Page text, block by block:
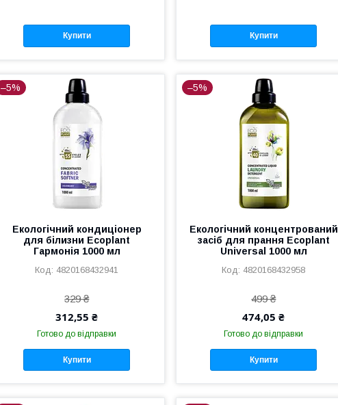
Купити Купити
–5%
Екологічний кондиціонер
для білизни Ecoplant
Гармонія 1000 мл
4820168432941
329 ₴
312,55 ₴
Готово до відправки
Купити
–5%
Екологічний концентрований
засіб для прання Ecoplant
Universal 1000 мл
4820168432958
499 ₴
474,05 ₴
Готово до відправки
Купити